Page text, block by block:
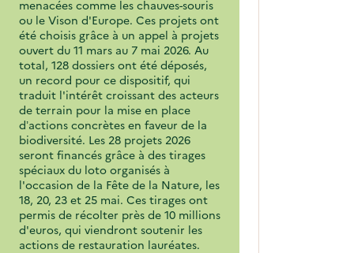
menacées comme les chauves-souris
ou le Vison d'Europe. Ces projets ont
été choisis grâce à un appel à projets
ouvert du 11 mars au 7 mai 2026. Au
total, 128 dossiers ont été déposés,
un record pour ce dispositif, qui
traduit l'intérêt croissant des acteurs
de terrain pour la mise en place
d’actions concrètes en faveur de la
biodiversité. Les 28 projets 2026
seront financés grâce à des tirages
spéciaux du loto organisés à
l'occasion de la Fête de la Nature, les
18, 20, 23 et 25 mai. Ces tirages ont
permis de récolter près de 10 millions
d'euros, qui viendront soutenir les
actions de restauration lauréates.